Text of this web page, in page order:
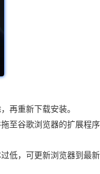
再重新下载安装。
至谷歌浏览器的扩展程
低，可更新浏览器到最